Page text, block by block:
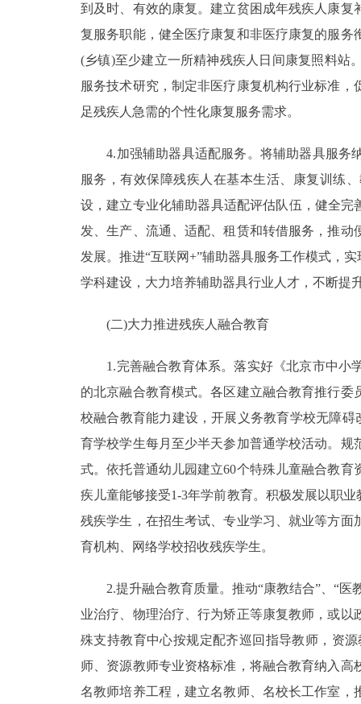
到及时、有效的康复。建立贫困成年残疾人康
复服务职能，健全医疗康复和非医疗康复的服
(乡镇)至少建立一所精神残疾人日间康复照料站
服务技术研究，制定非医疗康复机构行业标准
足残疾人急需的个性化康复服务需求。
4.加强辅助器具适配服务。将辅助器具服务纳
服务，有效保障残疾人在基本生活、康复训练
设，建立专业化辅助器具适配评估队伍，健全
发、生产、流通、适配、租赁和转借服务，推
发展。推进“互联网+”辅助器具服务工作模式，
学科建设，大力培养辅助器具行业人才，不断提
(二)大力推进残疾人融合教育
1.完善融合教育体系。落实好《北京市中小学
的北京融合教育模式。各区建立融合教育推行
校融合教育能力建设，开展义务教育学校无障
育学校学生每月至少半天参加普通学校活动。
式。依托普通幼儿园建立60个特殊儿童融合教
疾儿童能够接受1-3年学前教育。积极发展以职
残疾学生，在招生考试、专业学习、就业等方
育机构、网络学校招收残疾学生。
2.提升融合教育质量。推动“康教结合”、“医
业治疗、物理治疗、行为矫正等康复教师，或
殊支持教育中心按规定配齐巡回指导教师，资
师、资源教师专业资格标准，将融合教育纳入
名教师培养工程，建立名教师、名校长工作室